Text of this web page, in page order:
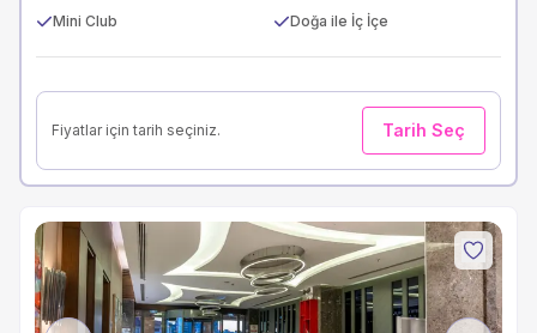
Mini Club
Doğa ile İç İçe
Fiyatlar için tarih seçiniz. Tarih Seç